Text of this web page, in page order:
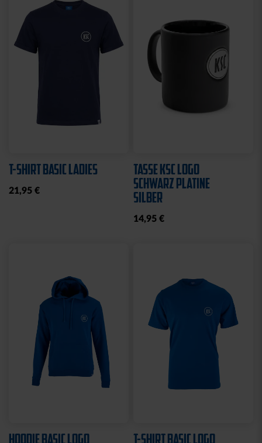
T-SHIRT BASIC LADIES
21,95 €
TASSE KSC LOGO
SCHWARZ PLATINE
SILBER
14,95 €